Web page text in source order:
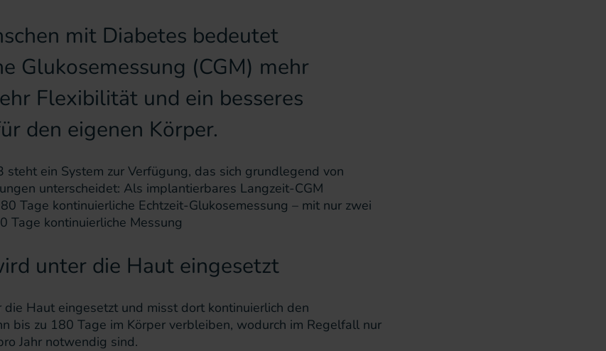
mit Diabetes bedeutet
Glukosemessung (CGM) mehr
Flexibilität und ein besseres
den eigenen Körper.
steht ein System zur Verfügung, das sich grundlegend von
unterscheidet: Als implantierbares Langzeit-CGM
Tage kontinuierliche Echtzeit-Glukosemessung – mit nur zwei
Tage kontinuierliche Messung
unter die Haut eingesetzt
die Haut eingesetzt und misst dort kontinuierlich den
bis zu 180 Tage im Körper verbleiben, wodurch im Regelfall nur
Jahr notwendig sind.